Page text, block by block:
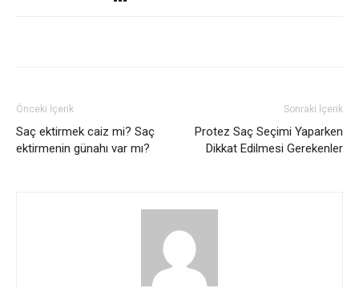
Önceki İçerik
Saç ektirmek caiz mi? Saç
ektirmenin günahı var mı?
Sonraki İçerik
Protez Saç Seçimi Yaparken
Dikkat Edilmesi Gerekenler